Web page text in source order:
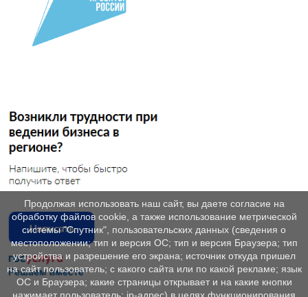
Продолжая использовать наш сайт, вы даете согласие на
обработку файлов cookie, а также использование метрической
системы "Спутник", пользовательских данных (сведения о
местоположении; тип и версия ОС; тип и версия Браузера; тип
устройства и разрешение его экрана; источник откуда пришел
на сайт пользователь; с какого сайта или по какой рекламе; язык
ОС и Браузера; какие страницы открывает и на какие кнопки